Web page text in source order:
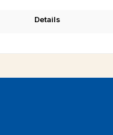
Details